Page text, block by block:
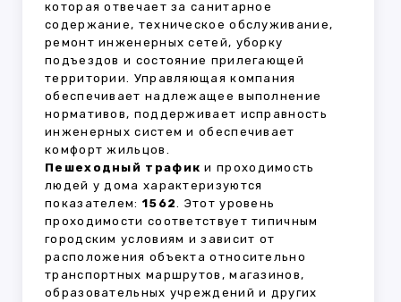
которая отвечает за санитарное
содержание, техническое обслуживание,
ремонт инженерных сетей, уборку
подъездов и состояние прилегающей
территории. Управляющая компания
обеспечивает надлежащее выполнение
нормативов, поддерживает исправность
инженерных систем и обеспечивает
комфорт жильцов.
Пешеходный трафик и проходимость
людей у дома характеризуются
показателем: 1562. Этот уровень
проходимости соответствует типичным
городским условиям и зависит от
расположения объекта относительно
транспортных маршрутов, магазинов,
образовательных учреждений и других